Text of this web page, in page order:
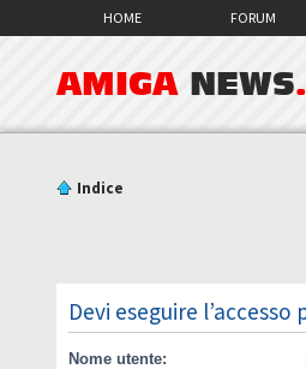
HOME FORUM
AMIGA NEWS
Indice
Devi eseguire
Nome utente: